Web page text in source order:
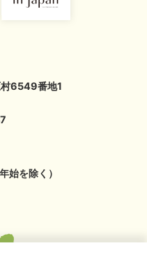
6549番地1
始を除く）